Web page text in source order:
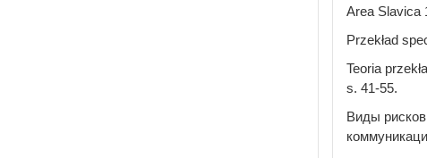
Area Slavica
Przekład
Teoria
s. 41-55.
Виды